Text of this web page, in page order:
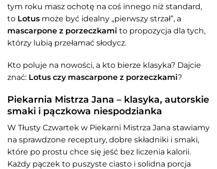
tym roku masz ochotę na coś innego niż standard,
to Lotus może być idealny „pierwszy strzał”, a
mascarpone z porzeczkami to propozycja dla tych,
którzy lubią przełamać słodycz.
Kto poluje na nowości, a kto bierze klasyka? Dajcie
znać: Lotus czy mascarpone z porzeczkami?
Piekarnia Mistrza Jana – klasyka, autorskie
smaki i pączkowa niespodzianka
W Tłusty Czwartek w Piekarni Mistrza Jana stawiamy
na sprawdzone receptury, dobre składniki i smaki,
które po prostu chce się jeść bez liczenia kalorii.
Każdy pączek to puszyste ciasto i solidna porcja